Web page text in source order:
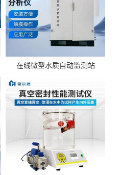
在线微型水质自动监测站